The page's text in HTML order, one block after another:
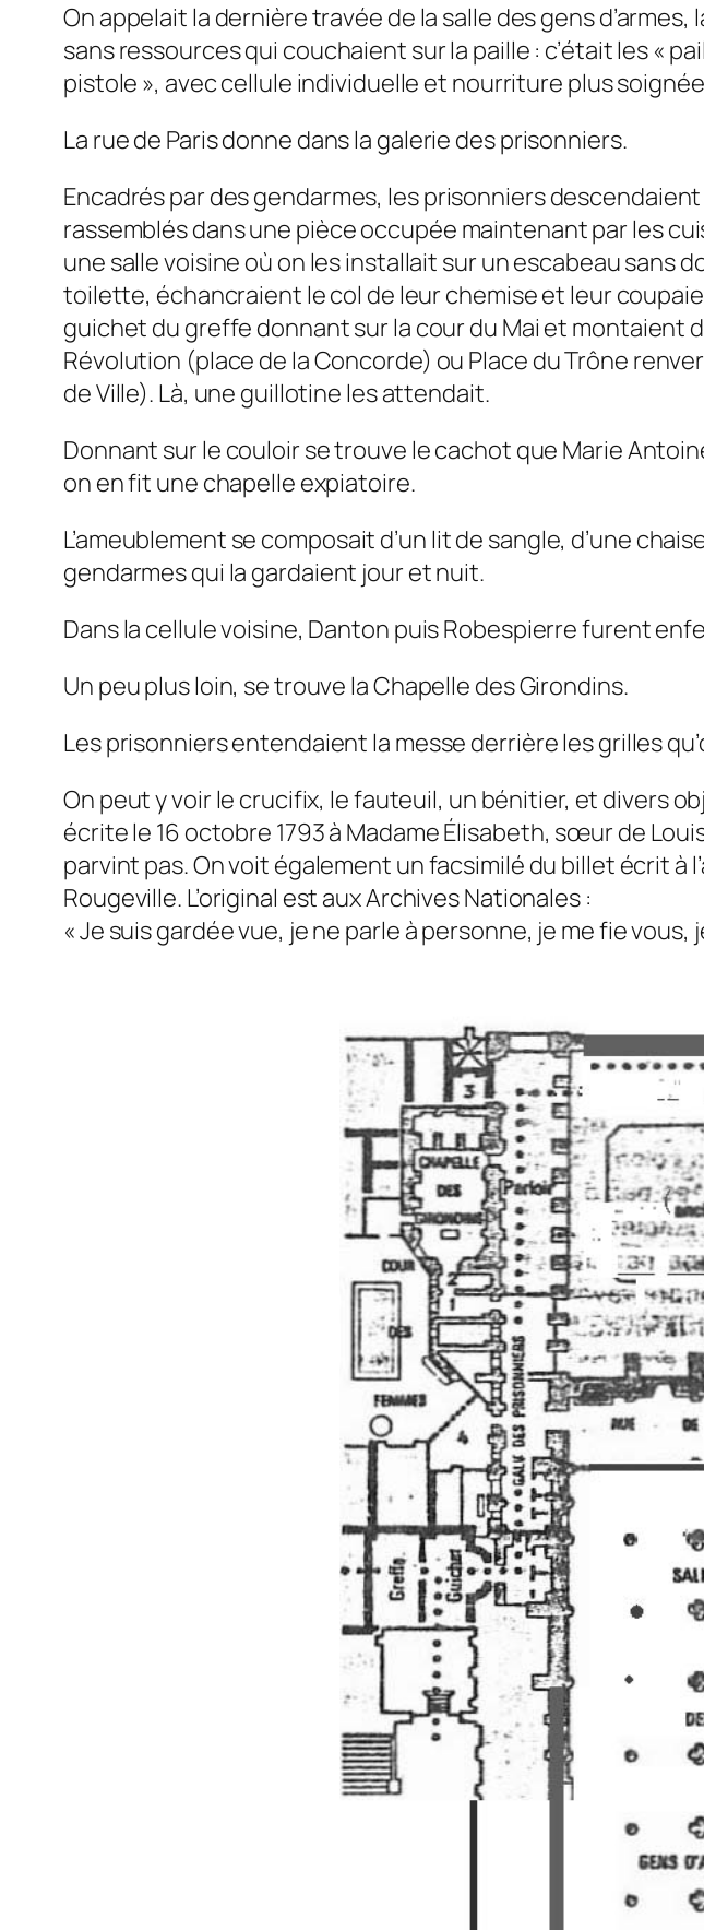
On appelait la dernière travée de la salle des gens
sans ressources qui couchaient sur la paille : c’était les «
pistole », avec cellule individuelle et nourriture plus
La rue de Paris donne dans la galerie des prisonniers.
Encadrés par des gendarmes, les prisonniers
rassemblés dans une pièce occupée maintenant par les
une salle voisine où on les installait sur un escabeau sans
toilette, échancraient le col de leur chemise et leur
guichet du greffe donnant sur la cour du Mai et montaient
Révolution (place de la Concorde) ou Place du Trône
de Ville). Là, une guillotine les attendait.
Donnant sur le couloir se trouve le cachot que Marie
on en fit une chapelle expiatoire.
L’ameublement se composait d’un lit de sangle, d’une
gendarmes qui la gardaient jour et nuit.
Dans la cellule voisine, Danton puis Robespierre furent
Un peu plus loin, se trouve la Chapelle des Girondins.
Les prisonniers entendaient la messe derrière les grilles
On peut y voir le crucifix, le fauteuil, un bénitier, et divers
écrite le 16 octobre 1793 à Madame Élisabeth, sœur de
parvint pas. On voit également un facsimilé du billet écrit à
Rougeville. L’original est aux Archives Nationales :
« Je suis gardée vue, je ne parle à personne, je me fie vous,